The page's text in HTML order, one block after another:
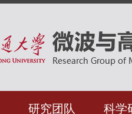
研究团队 科学